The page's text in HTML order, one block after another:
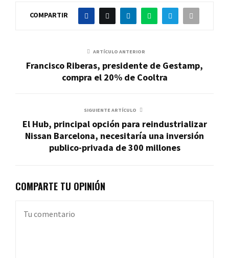
COMPARTIR
ARTÍCULO ANTERIOR
Francisco Riberas, presidente de Gestamp,
compra el 20% de Cooltra
SIGUIENTE ARTÍCULO
El Hub, principal opción para reindustrializar
Nissan Barcelona, necesitaría una inversión
publico-privada de 300 millones
COMPARTE TU OPINIÓN